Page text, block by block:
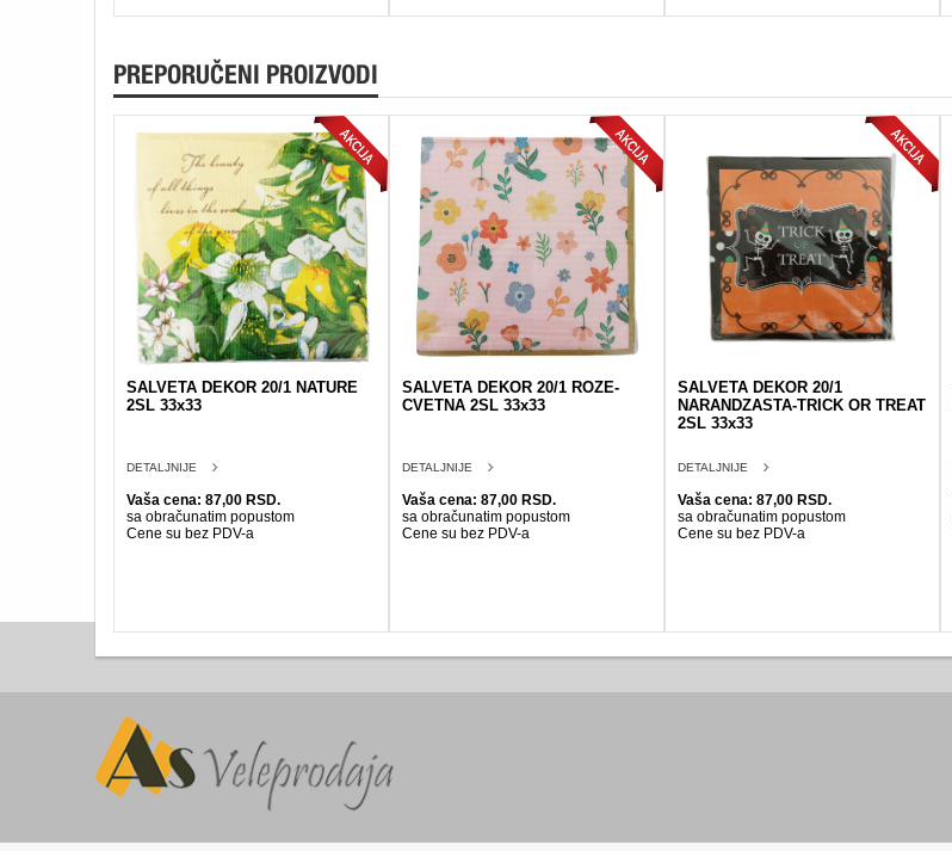
PREPORUČENI PROIZVODI
SALVETA DEKOR 20/1 NATURE
2SL 33x33
DETALJNIJE
Vaša cena: 87,00 RSD.
sa obračunatim popustom
Cene su bez PDV-a
SALVETA DEKOR 20/1 ROZE-
CVETNA 2SL 33x33
DETALJNIJE
Vaša cena: 87,00 RSD.
sa obračunatim popustom
Cene su bez PDV-a
SALVETA DEKOR 20/1
NARANDZASTA-TRICK OR TREAT
2SL 33x33
DETALJNIJE
Vaša cena: 87,00 RSD.
sa obračunatim popustom
Cene su bez PDV-a